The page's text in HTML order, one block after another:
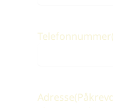
Telefonnummer
Adresse